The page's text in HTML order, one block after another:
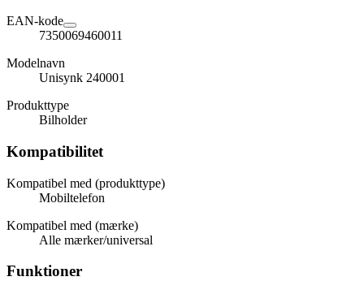
EAN-kode
7350069460011
Modelnavn
Unisynk 240001
Produkttype
Bilholder
Kompatibilitet
Kompatibel med (produkttype)
Mobiltelefon
Kompatibel med (mærke)
Alle mærker/universal
Funktioner